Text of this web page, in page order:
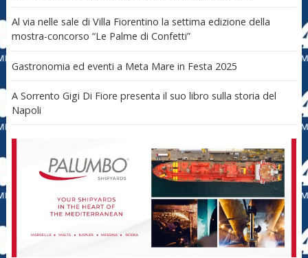
Al via nelle sale di Villa Fiorentino la settima edizione della
mostra-concorso “Le Palme di Confetti”
Gastronomia ed eventi a Meta Mare in Festa 2025
A Sorrento Gigi Di Fiore presenta il suo libro sulla storia del
Napoli